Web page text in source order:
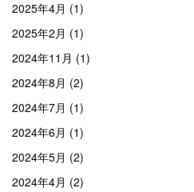
2025年4月 (1)
2025年2月 (1)
2024年11月 (1)
2024年8月 (2)
2024年7月 (1)
2024年6月 (1)
2024年5月 (2)
2024年4月 (2)